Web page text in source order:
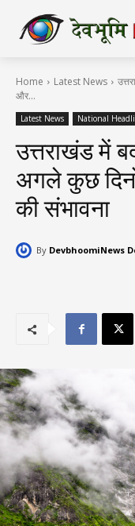
Home Latest News
और...
Latest News National
उत्तराखंड में
अगले कुछ
की संभावना
By DevbhoomiNews